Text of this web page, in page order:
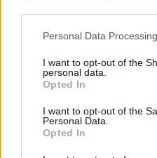
Please note that this website/
not limited to your visit or
grant or deny consent to
use your data for below
consent section.
Personal Data
I want to opt-out of the
personal data.
Opted In
I want to opt-out of the
Personal Data.
Opted In
Fotó: @World / Red Bull Content Pool
Azonban nem szabad